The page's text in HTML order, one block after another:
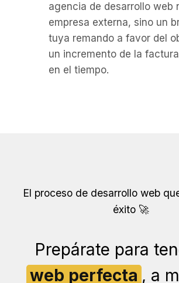
agencia de desarrollo web
empresa externa, sino un
tuya remando a favor del
un incremento de la
en el tiempo.
El proceso de desarrollo web
éxito 🚀
Prepárate para
web perfecta , a